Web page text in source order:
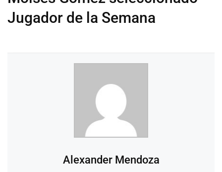
Jugador de la Semana
Alexander Mendoza